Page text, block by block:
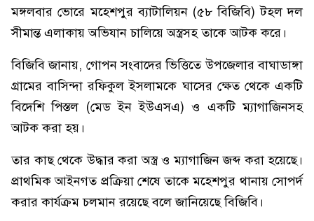
মঙ্গলবার ভোরে মহেশপুর ব্যাটালিয়ন (৫৮ বিজিবি) টহল দল
সীমান্ত এলাকায় অভিযান চালিয়ে অস্ত্রসহ তাকে আটক করে।
বিজিবি জানায়, গোপন সংবাদের ভিত্তিতে উপজেলার বাঘাডাঙ্গা
গ্রামের বাসিন্দা রফিকুল ইসলামকে ঘাসের ক্ষেত থেকে একটি
বিদেশি পিস্তল (মেড ইন ইউএসএ) ও একটি ম্যাগাজিনসহ
আটক করা হয়।
তার কাছ থেকে উদ্ধার করা অস্ত্র ও ম্যাগাজিন জব্দ করা হয়েছে।
প্রাথমিক আইনগত প্রক্রিয়া শেষে তাকে মহেশপুর থানায় সোপর্দ
করার কার্যক্রম চলমান রয়েছে বলে জানিয়েছে বিজিবি।